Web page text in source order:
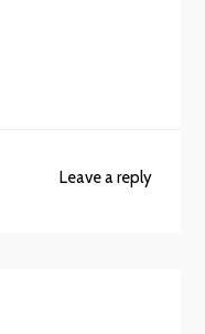
Leave a reply